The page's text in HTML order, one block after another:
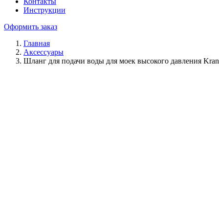
Инструкции
Оформить заказ
Главная
Аксессуары
Шланг для подачи воды для моек высокого давления